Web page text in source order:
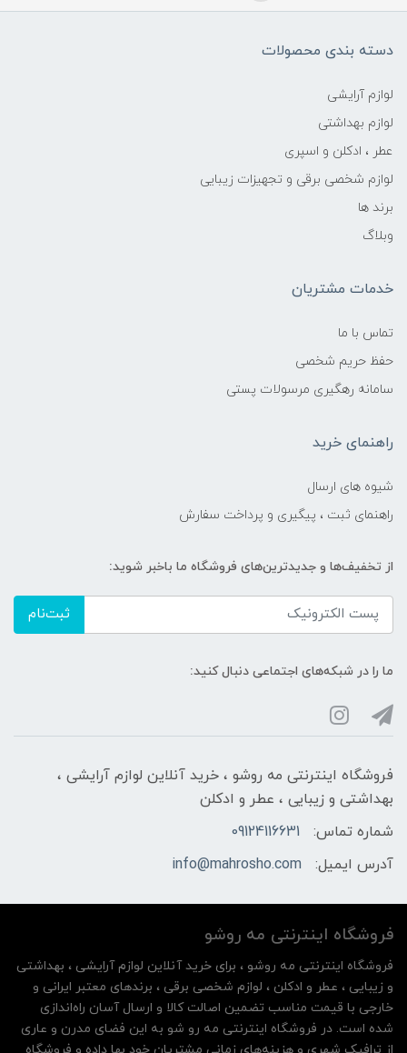
دسته بندی محصولات
لوازم آرایشی
لوازم بهداشتی
عطر ، ادکلن و اسپری
لوازم شخصی برقی و تجهیزات زیبایی
برند ها
وبلاگ
خدمات مشتریان
تماس با ما
حفظ حریم شخصی
سامانه رهگیری مرسولات پستی
راهنمای خرید
شیوه های ارسال
راهنمای ثبت ، پیگیری و پرداخت سفارش
از تخفیف‌ها و جدیدترین‌های فروشگاه ما باخبر شوید:
ثبت‌نام
ما را در شبکه‌های اجتماعی دنبال کنید:
فروشگاه اینترنتی مه‌ رو‌شو ، خرید آنلاین لوازم آرایشی ،
بهداشتی و زیبایی ، عطر و ادکلن
شماره تماس:
09124116631
آدرس ایمیل:
info@mahrosho.com
فروشگاه اینترنتی مه‌ رو‌شو
فروشگاه اینترنتی مه‌ رو‌شو ، برای خرید آنلاین لوازم آرایشی ، بهداشتی
و زیبایی ، عطر و ادکلن ، لوازم شخصی برقی ، برندهای معتبر ایرانی و
خارجی با قیمت مناسب تضمین اصالت کالا و ارسال آسان راه‌اندازی
شده است. در فروشگاه اینترنتی مه رو شو به این فضای مدرن و عاری